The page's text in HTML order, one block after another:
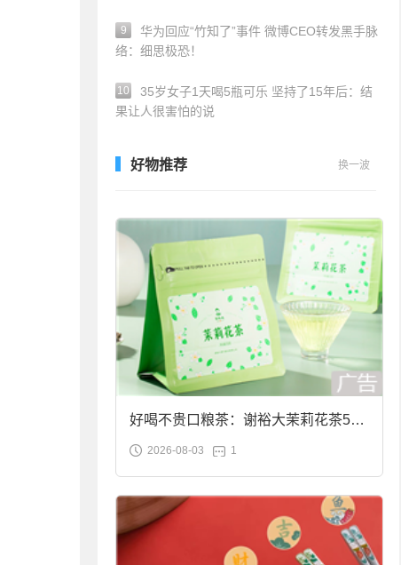
9
华为回应“竹知了”事件 微博CEO转发黑手脉
络：细思极恐！
10
35岁女子1天喝5瓶可乐 坚持了15年后：结
果让人很害怕的说
好物推荐 换一波
好喝不贵口粮茶：谢裕大茉莉花茶50g
袋装9.9元到手
2026-08-03 1